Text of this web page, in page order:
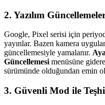
2. Yazılım
Google, Pixel serisi için
yayınlar. Bazen kamera
güncellemesiyle yamalanır.
Güncellemesi menüsüne
sürümünde olduğundan emin
3. Güvenli Mod ile